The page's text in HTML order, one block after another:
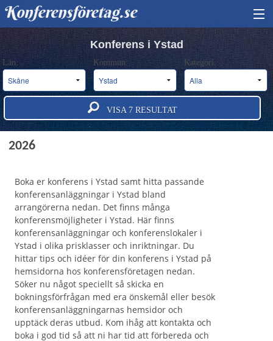
Konferensföretag.se
HITTA KONFERENS
BOKA KONFERENS
OM OSS
ANNONSERA
Konferens i Ystad
Län: Kommun: Kategori:
VISA 7RESULTAT
Konferens och konferensanläggningar i Ystad
2026
Boka er konferens i Ystad samt hitta passande
konferensanläggningar i Ystad bland
arrangörerna nedan. Det finns många
konferensmöjligheter i Ystad. Här finns
konferensanläggningar och konferenslokaler i
Ystad i olika prisklasser och inriktningar. Du
hittar tips och idéer för din konferens i Ystad på
hemsidorna hos konferensföretagen nedan.
Söker nu något speciellt så skicka en
bokningsförfrågan med era önskemål eller besök
konferensanläggningarnas hemsidor och
upptäck deras utbud. Kom ihåg att kontakta och
boka i god tid så att ni har tid att förbereda och